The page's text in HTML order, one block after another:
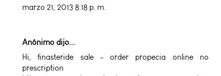
marzo 21, 2013 8:18 p. m.
Anónimo dijo...
Hi,finasteride sale- order propecia online no
prescription